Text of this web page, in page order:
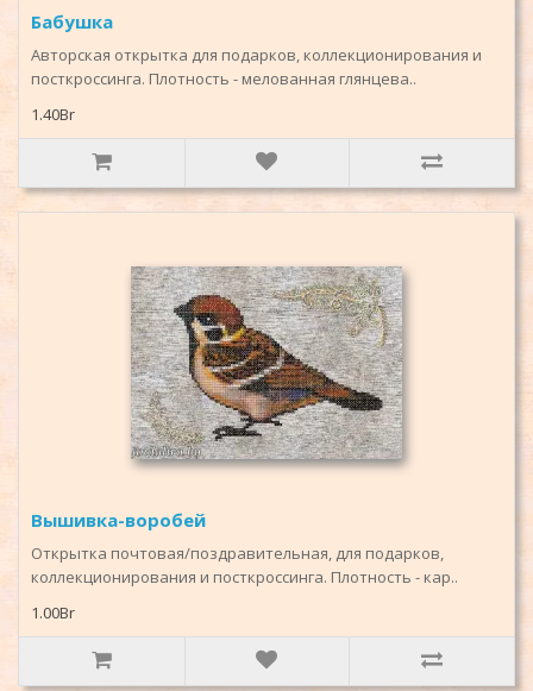
Бабушка
Авторская открытка для подарков, коллекционирования и
посткроссинга. Плотность - мелованная глянцева..
1.40Br
Вышивка-воробей
Открытка почтовая/поздравительная, для подарков,
коллекционирования и посткроссинга. Плотность - кар..
1.00Br